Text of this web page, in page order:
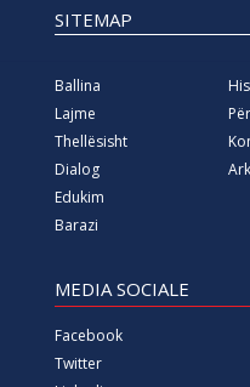
SITEMAP
Ballina
Lajme
Thellësisht
Dialog
Edukim
Barazi
MEDIA SOCIALE
Facebook
Twitter